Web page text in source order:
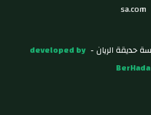
sa.com
developed by
BerHada